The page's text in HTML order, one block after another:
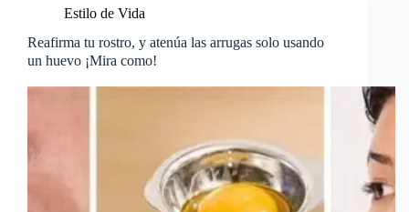
Estilo de Vida
Reafirma tu rostro, y atenúa las arrugas solo usando
un huevo ¡Mira como!